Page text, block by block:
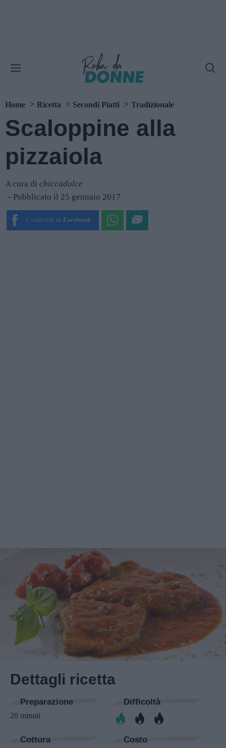
Home Ricetta Secondi Piatti Tradizionale
Scaloppine alla
pizzaiola
A cura di chiccadolce
Pubblicato il 25 gennaio 2017
Condividi su Facebook
Dettagli ricetta
Preparazione
20 minuti
Difficoltà
Cottura Costo